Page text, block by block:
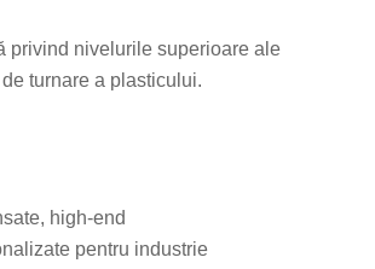
privind nivelurile superioare ale
turnare a plasticului.
high-end
pentru industrie